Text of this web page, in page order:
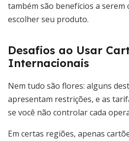
também são benefícios a serem
escolher seu produto.
Desafios ao Usar
Internacionais
Nem tudo são flores: alguns
apresentam restrições, e as
se você não controlar cada
Em certas regiões, apenas